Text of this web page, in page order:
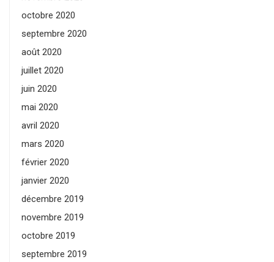
octobre 2020
septembre 2020
août 2020
juillet 2020
juin 2020
mai 2020
avril 2020
mars 2020
février 2020
janvier 2020
décembre 2019
novembre 2019
octobre 2019
septembre 2019